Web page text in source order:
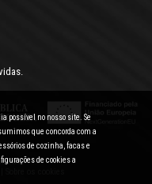
possível no nosso site. Se
que concorda com a
de cozinha, facas e
de cookies a